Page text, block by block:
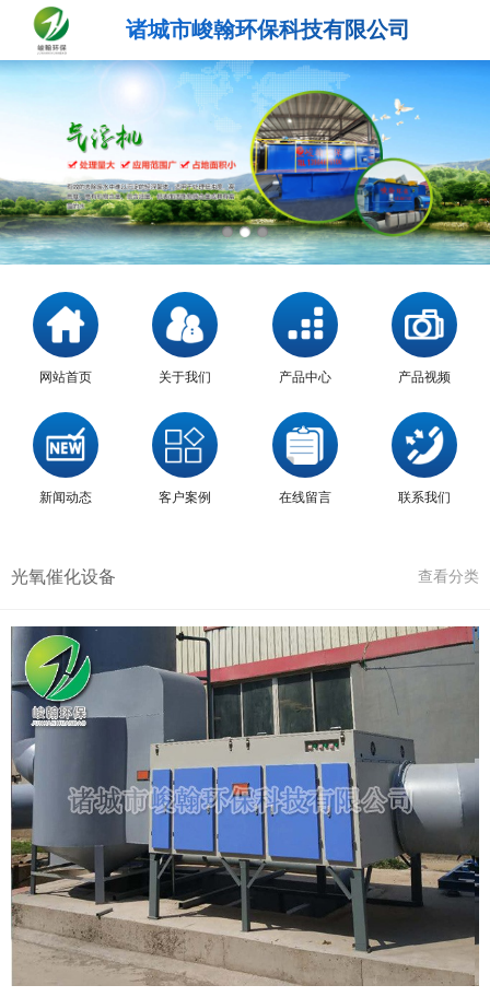
诸城市峻翰环保科技有限公司
网站首页 关于我们 产品中心 产品视频
新闻动态 客户案例 在线留言 联系我们
光氧催化设备 查看分类